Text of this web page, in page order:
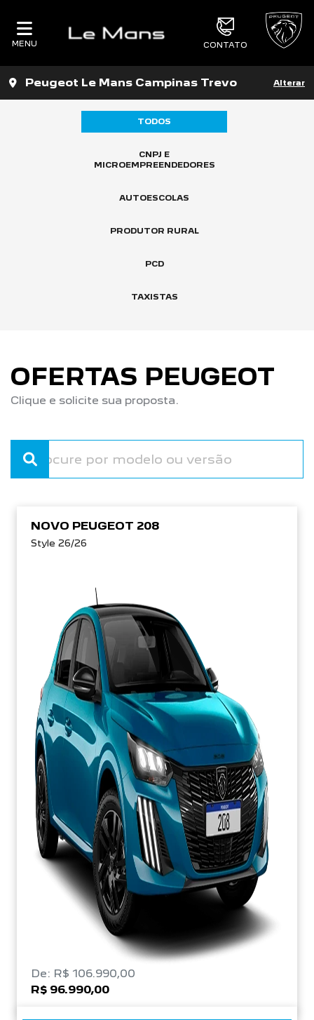
MENU CONTATO
Peugeot Le Mans Campinas Trevo Alterar
TODOS
CNPJ E
MICROEMPREENDEDORES
AUTOESCOLAS
PRODUTOR RURAL
PCD
TAXISTAS
OFERTAS PEUGEOT
Clique e solicite sua proposta.
NOVO PEUGEOT 208
Style 26/26
De: R$ 106.990,00
R$ 96.990,00